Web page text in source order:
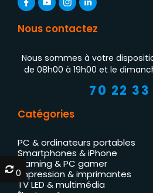
Nous contactez
Nous sommes à votre
de 08h00 à 19h00 et le
70 22
Catégories
PC & ordinateurs portables
Smartphones & iPhone
Gaming & PC gamer
Impression & imprimantes
TV LED & multimédia
0
0